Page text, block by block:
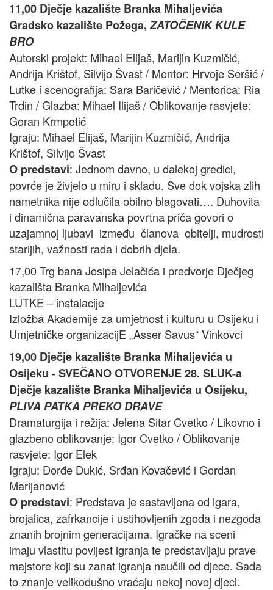
11,00 Dječje kazalište Branka Mihaljevića
Gradsko kazalište Požega, ZATOČENIK KULE
BRO
Autorski projekt: Mihael Elijaš, Marijin Kuzmičić,
Andrija Krištof, Silvijo Švast / Mentor: Hrvoje Seršić /
Lutke i scenografija: Sara Baričević / Mentorica: Ria
Trdin / Glazba: Mihael Ilijaš / Oblikovanje rasvjete:
Goran Krmpotić
Igraju: Mihael Elijaš, Marijin Kuzmičić, Andrija
Krištof, Silvijo Švast
O predstavi: Jednom davno, u dalekoj gredici,
povrće je živjelo u miru i skladu. Sve dok vojska zlih
nametnika nije odlučila obilno blagovati…. Duhovita
i dinamična paravanska povrtna priča govori o
uzajamnoj ljubavi između članova obitelji, mudrosti
starijih, važnosti rada i dobrih djela.
17,00 Trg bana Josipa Jelačića i predvorje Dječjeg
kazališta Branka Mihaljevića
LUTKE – instalacije
Izložba Akademije za umjetnost i kulturu u Osijeku i
Umjetničke organizacijE „Asser Savus“ Vinkovci
19,00 Dječje kazalište Branka Mihaljevića u
Osijeku - SVEČANO OTVORENJE 28. SLUK-a
Dječje kazalište Branka Mihaljevića u Osijeku,
PLIVA PATKA PREKO DRAVE
Dramaturgija i režija: Jelena Sitar Cvetko / Likovno i
glazbeno oblikovanje: Igor Cvetko / Oblikovanje
rasvjete: Igor Elek
Igraju: Đorđe Dukić, Srđan Kovačević i Gordan
Marijanović
O predstavi: Predstava je sastavljena od igara,
brojalica, zafrkancije i ustihovljenih zgoda i nezgoda
znanih brojnim generacijama. Igračke na sceni
imaju vlastitu povijest igranja te predstavljaju prave
majstore koji su zanat igranja naučili od djece. Sada
to znanje velikodušno vraćaju nekoj novoj djeci.